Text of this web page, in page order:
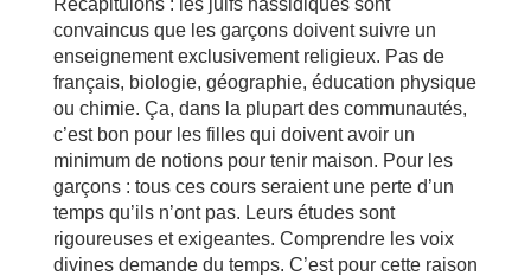
Récapitulons : les juifs hassidiques sont
convaincus que les garçons doivent suivre un
enseignement exclusivement religieux. Pas de
français, biologie, géographie, éducation physique
ou chimie. Ça, dans la plupart des communautés,
c’est bon pour les filles qui doivent avoir un
minimum de notions pour tenir maison. Pour les
garçons : tous ces cours seraient une perte d’un
temps qu’ils n’ont pas. Leurs études sont
rigoureuses et exigeantes. Comprendre les voix
divines demande du temps. C’est pour cette raison